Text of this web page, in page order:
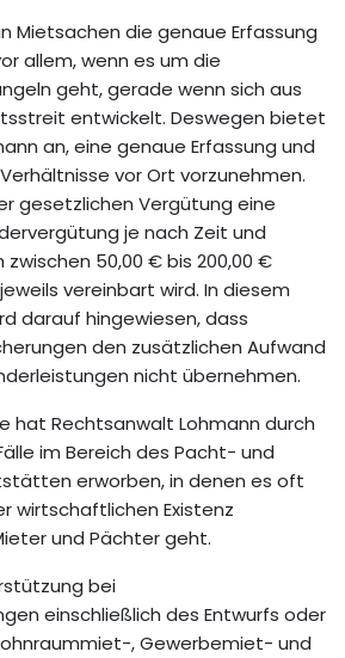
Mietsachen die genaue Erfassung
allem, wenn es um die
geht, gerade wenn sich aus
entwickelt. Deswegen bietet
an, eine genaue Erfassung und
vor Ort vorzunehmen.
gesetzlichen Vergütung eine
je nach Zeit und
zwischen 50,00 € bis 200,00 €
vereinbart wird. In diesem
darauf hingewiesen, dass
den zusätzlichen Aufwand
nicht übernehmen.
hat Rechtsanwalt Lohmann durch
im Bereich des Pacht- und
erworben, in denen es oft
wirtschaftlichen Existenz
und Pächter geht.
bei
einschließlich des Entwurfs oder
, Gewerbemiet- und